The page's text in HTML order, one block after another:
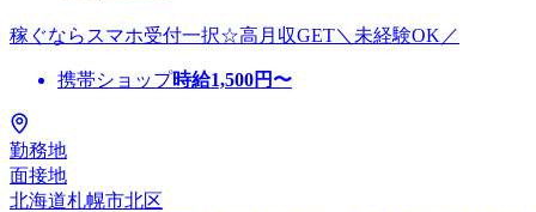
稼ぐならスマホ受付一択☆高月収GET＼未経験OK／
携帯ショップ時給1,500円〜
勤務地
面接地
北海道札幌市北区